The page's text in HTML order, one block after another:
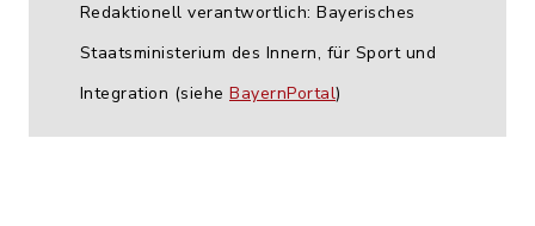
Redaktionell verantwortlich: Bayerisches
Staatsministerium des Innern, für Sport und
Integration (siehe BayernPortal)